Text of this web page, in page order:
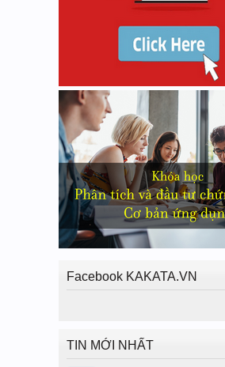
Facebook KAKATA.VN
TIN MỚI NHẤT